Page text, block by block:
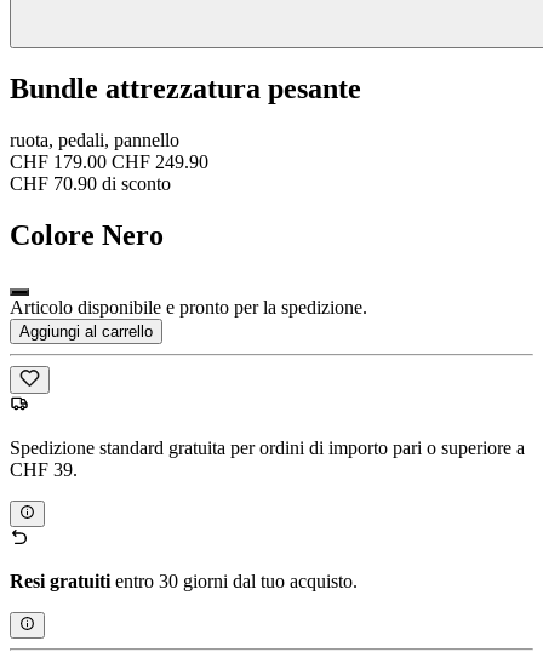
Bundle attrezzatura pesante
ruota, pedali, pannello
CHF 179.00 CHF 249.90
CHF 70.90 di sconto
Colore Nero
Articolo disponibile e pronto per la spedizione.
Aggiungi al carrello
Spedizione standard gratuita per ordini di importo pari o superiore a
CHF 39.
Resi gratuiti entro 30 giorni dal tuo acquisto.